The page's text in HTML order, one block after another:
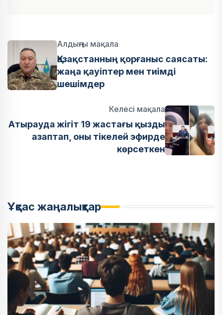
Алдыңғы мақала
Қазақстанның қорғаныс саясаты:
жаңа қауіптер мен тиімді
шешімдер
Келесі мақала
Атырауда жігіт 19 жастағы қызды
азаптап, оны тікелей эфирде
көрсеткен
Ұқсас жаңалықтар